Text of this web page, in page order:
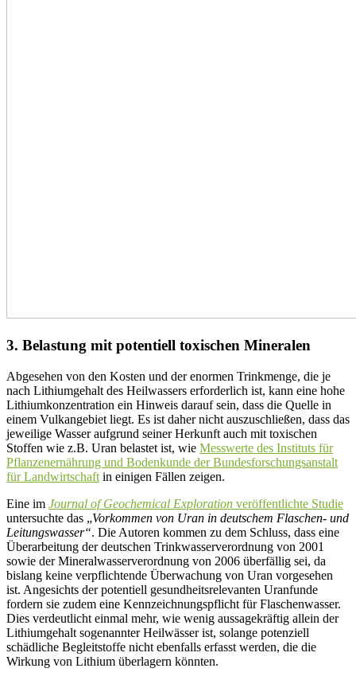
3. Belastung mit potentiell toxischen Mineralen
Abgesehen von den Kosten und der enormen Trinkmenge, die je
nach Lithiumgehalt des Heilwassers erforderlich ist, kann eine hohe
Lithiumkonzentration ein Hinweis darauf sein, dass die Quelle in
einem Vulkangebiet liegt. Es ist daher nicht auszuschließen, dass das
jeweilige Wasser aufgrund seiner Herkunft auch mit toxischen
Stoffen wie z.B. Uran belastet ist, wie Messwerte des Instituts für
Pflanzenernährung und Bodenkunde der Bundesforschungsanstalt
für Landwirtschaft in einigen Fällen zeigen.
Eine im Journal of Geochemical Exploration veröffentlichte Studie
untersuchte das „Vorkommen von Uran in deutschem Flaschen- und
Leitungswasser“. Die Autoren kommen zu dem Schluss, dass eine
Überarbeitung der deutschen Trinkwasserverordnung von 2001
sowie der Mineralwasserverordnung von 2006 überfällig sei, da
bislang keine verpflichtende Überwachung von Uran vorgesehen
ist. Angesichts der potentiell gesundheitsrelevanten Uranfunde
fordern sie zudem eine Kennzeichnungspflicht für Flaschenwasser.
Dies verdeutlicht einmal mehr, wie wenig aussagekräftig allein der
Lithiumgehalt sogenannter Heilwässer ist, solange potenziell
schädliche Begleitstoffe nicht ebenfalls erfasst werden, die die
Wirkung von Lithium überlagern könnten.